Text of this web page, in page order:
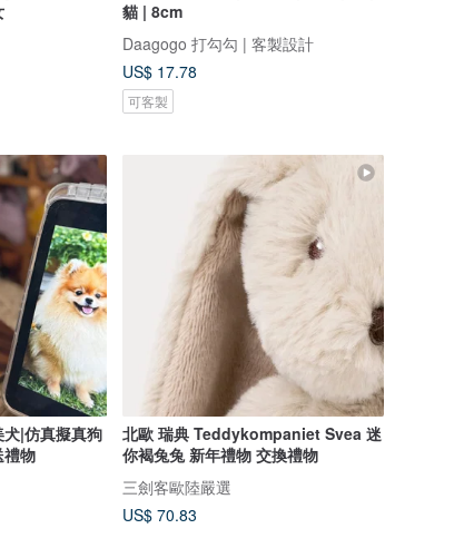
貓 | 8cm
Daagogo 打勾勾 | 客製設計
US$ 17.78
可客製
|仿真擬真狗
禮物
北歐 瑞典 Teddykompaniet Svea 迷
你褐兔兔 新年禮物 交換禮物
三劍客歐陸嚴選
US$ 70.83